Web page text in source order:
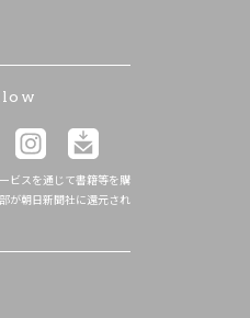
ビスを通じて書籍等を購
が朝日新聞社に還元され